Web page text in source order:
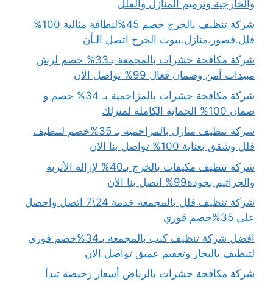
والخارجية وترميم المنازل والفلل
شركة تنظيف بالخرج خصم 45%لنظافة مثالية 100%
فلل.قصور.منازل.بيوت الخرج اتصل الـأن
شركة مكافحة حشرات بالمجمعة بـ33% خصم لرش
مبيدات آمن وضمان فعال 99% تواصل الان
شركة مكافحة حشرات بالمزاحمية بـ 34% خصم و
ضمان 100% الحماية الكاملة لمنزلك
شركة تنظيف منازل بالمزاحمية بـ 35%خصم لتنظيف
فلل وشقق بعناية 100% تواصل بنا الان
شركة تنظيف مكيفات بالخرج بـ40% لإزالة الأتربة
والجراثيم بجودة99% اتصل بنا الان
شركة تنظيف فلل بالمجمعة خدمة 24\7 اتصل واحصل
على 35%خصم فوري
افضل شركة تنظيف كنب بالمجمعة بـ34%خصم فوري
لتنظيف بالبخار وتعقيم عميق تواصل الان
شركة مكافحة حشرات بالرياض أسعار رخيصة تبدأ